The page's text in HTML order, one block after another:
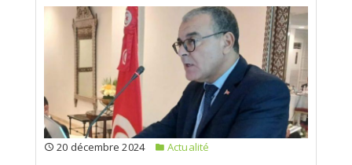
20 décembre 2024
Actualité